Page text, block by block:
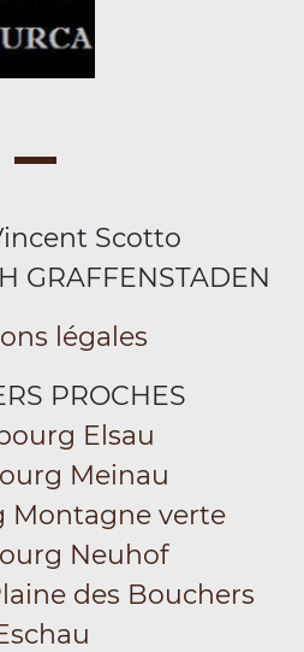
Scotto
GRAFFENSTADEN
légales
PROCHES
Elsau
Meinau
Montagne verte
Neuhof
des Bouchers